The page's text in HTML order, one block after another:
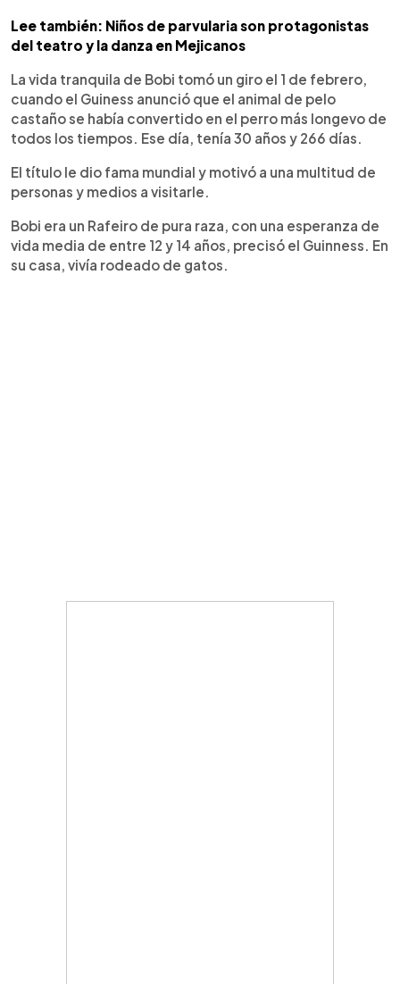
Lee también: Niños de parvularia son protagonistas
del teatro y la danza en Mejicanos
La vida tranquila de Bobi tomó un giro el 1 de febrero,
cuando el Guiness anunció que el animal de pelo
castaño se había convertido en el perro más longevo de
todos los tiempos. Ese día, tenía 30 años y 266 días.
El título le dio fama mundial y motivó a una multitud de
personas y medios a visitarle.
Bobi era un Rafeiro de pura raza, con una esperanza de
vida media de entre 12 y 14 años, precisó el Guinness. En
su casa, vivía rodeado de gatos.